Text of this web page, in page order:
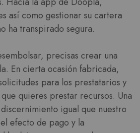
así­ como gestionar su cartera
ha transpirado segura.
precisas crear una
En cierta ocasión fabricada,
para los prestatarios y
quieres prestar recursos. Una
igual que nuestro
efecto de pago y la